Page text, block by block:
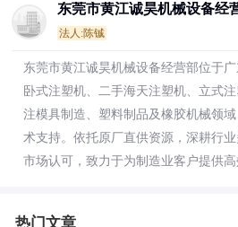
东莞市黄江诚昊机械设备经
法人:陈铖
东莞市黄江诚昊机械设备经营部位于
卧式注塑机、二手海天注塑机、立式
注模具制造、塑料制品及橡胶机械领
术支持。依托原厂直供资源，深耕行
市场认可，致力于为制造业客户提供高
热门文章